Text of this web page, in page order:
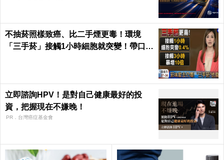
不抽菸照樣致癌、比二手煙更毒！環境
「三手菸」接觸1小時細胞就突變！帶口罩
立即諮詢HPV！是對自己健康最好的投
資，把握現在不嫌晚！
PR．台灣癌症基金會